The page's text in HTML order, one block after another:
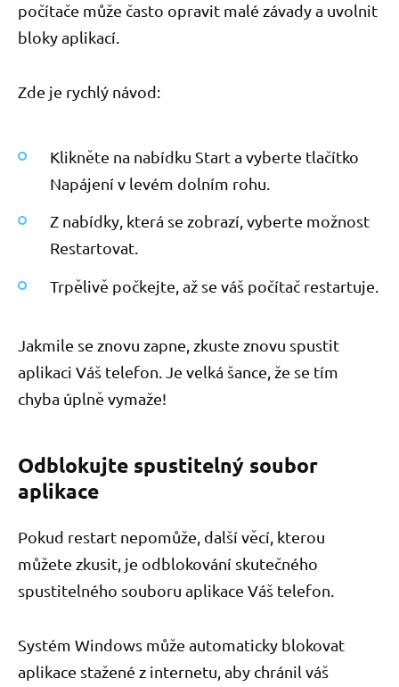
počítače může často opravit malé závady a uvolnit
bloky aplikací.
Zde je rychlý návod:
Klikněte na nabídku Start a vyberte tlačítko
Napájení v levém dolním rohu.
Z nabídky, která se zobrazí, vyberte možnost
Restartovat.
Trpělivě počkejte, až se váš počítač restartuje.
Jakmile se znovu zapne, zkuste znovu spustit
aplikaci Váš telefon. Je velká šance, že se tím
chyba úplně vymaže!
Odblokujte spustitelný soubor
aplikace
Pokud restart nepomůže, další věcí, kterou
můžete zkusit, je odblokování skutečného
spustitelného souboru aplikace Váš telefon.
Systém Windows může automaticky blokovat
aplikace stažené z internetu, aby chránil váš